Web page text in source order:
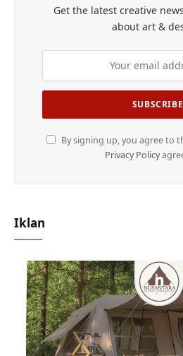
Get the latest creative
about art &
By signing up, you agree to
Privacy Policy
Iklan